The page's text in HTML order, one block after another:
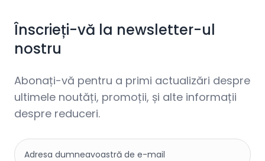
Înscrieți-vă la newsletter-ul
nostru
Abonați-vă pentru a primi actualizări despre
ultimele noutăți, promoții, și alte informații
despre reduceri.